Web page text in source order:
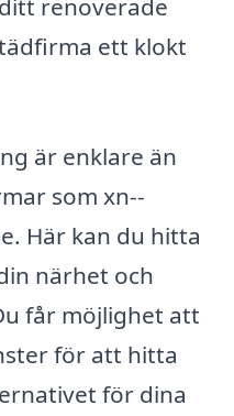
renoverade
ett klokt
är enklare än
som xn--
Här kan du hitta
närhet och
får möjlighet att
för att hitta
för dina